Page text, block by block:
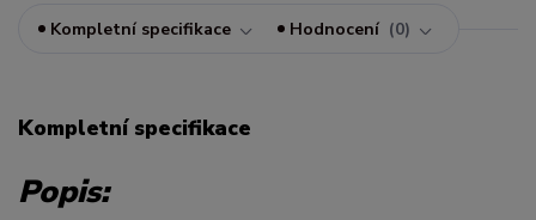
Kompletní specifikace Hodnocení 0
Kompletní specifikace
Popis: